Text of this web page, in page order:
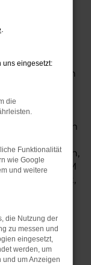
in der
Autohaus
wird in der
Wir sind tief in
und
mobil
und ist zudem
Wenn
sprechen,
einen KGM
sucht,
Wir
Sie
uns eingesetzt:
die
Funktionalität
wie Google
und weitere
die Nutzung der
zu messen und
eingesetzt,
werden, um
um Anzeigen